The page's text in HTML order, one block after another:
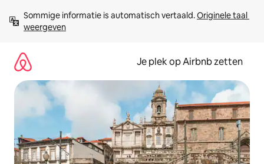
direct
naar
Sommige informatie is automatisch vertaald. Originele taal
weergeven
Je plek op Airbnb zetten